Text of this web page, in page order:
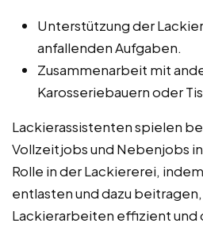
Unterstützung der
anfallenden Aufgaben.
Zusammenarbeit mit
Karosseriebauern oder
Lackierassistenten spielen
Vollzeitjobs und Nebenjobs
Rolle in der Lackiererei,
entlasten und dazu beitragen,
Lackierarbeiten effizient und